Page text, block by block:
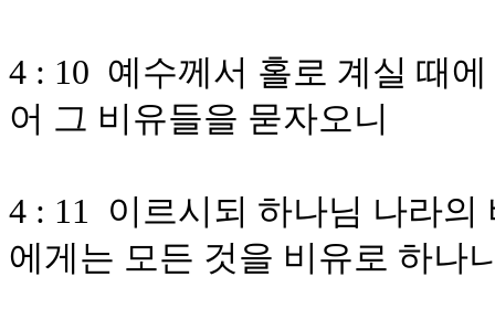
4 : 10 예수께서 홀로 계실 때
어 그 비유들을 묻자오니
4 : 11 이르시되 하나님 나라
에게는 모든 것을 비유로 하나